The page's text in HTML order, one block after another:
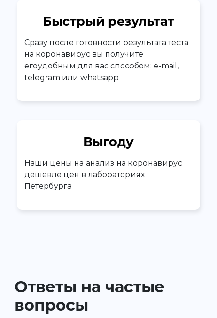
Быстрый результат
Сразу после готовности результата теста
на коронавирус вы получите
егоудобным для вас способом: e-mail,
telegram или whatsapp
Выгоду
Наши цены на анализ на коронавирус
дешевле цен в лабораториях
Петербурга
Ответы на частые
вопросы